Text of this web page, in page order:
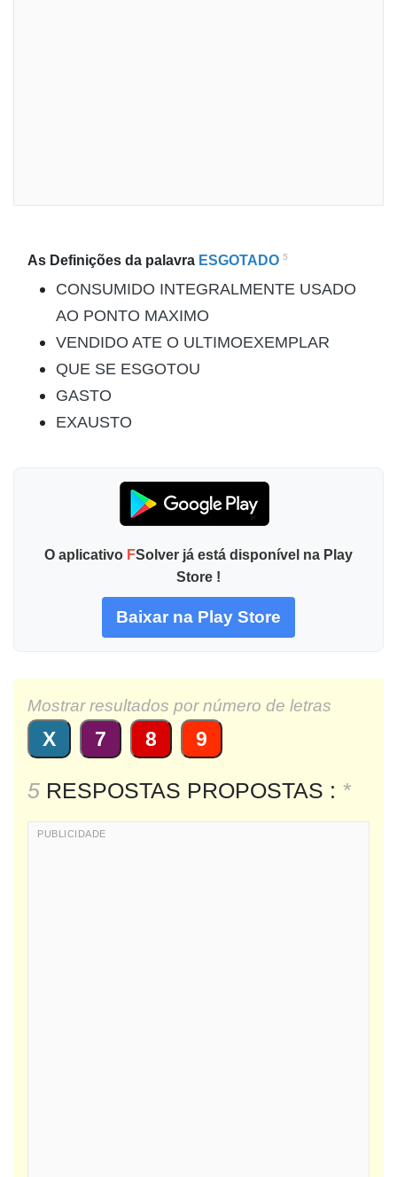
As Definições da palavra ESGOTADO 5
CONSUMIDO INTEGRALMENTE USADO
AO PONTO MAXIMO
VENDIDO ATE O ULTIMOEXEMPLAR
QUE SE ESGOTOU
GASTO
EXAUSTO
O aplicativo FSolver já está disponível na Play
Store !
Baixar na Play Store
Mostrar resultados por número de letras
X 7 8 9
5 RESPOSTAS PROPOSTAS : *